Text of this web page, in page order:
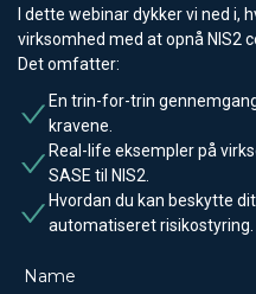
I dette webinar dykker vi ned i,
virksomhed med at opnå NIS2
Det omfatter:
En trin-for-trin
kravene.
Real-life eksempler på
SASE til NIS2.
Hvordan du kan beskytte
automatiseret risikostyring.
Name